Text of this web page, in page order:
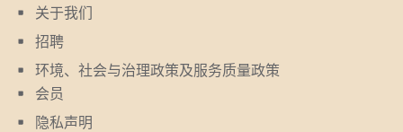
关于我们
招聘
环境、社会与治理政策及服务质量政策
会员
隐私声明